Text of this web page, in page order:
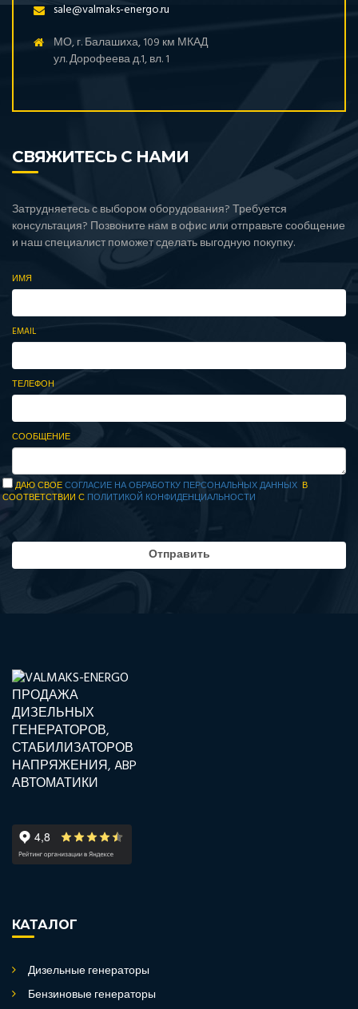
sale@valmaks-energo.ru
МО, г. Балашиха, 109 км МКАД
ул. Дорофеева д.1, вл. 1
СВЯЖИТЕСЬ С НАМИ
Затрудняетесь с выбором оборудования? Требуется
консультация? Позвоните нам в офис или отправьте сообщение
и наш специалист поможет сделать выгодную покупку.
ИМЯ
EMAIL
ТЕЛЕФОН
СООБЩЕНИЕ
ДАЮ СВОЕСОГЛАСИЕ НА ОБРАБОТКУ ПЕРСОНАЛЬНЫХ ДАННЫХ В
СООТВЕТСТВИИ С ПОЛИТИКОЙ КОНФИДЕНЦИАЛЬНОСТИ
КАТАЛОГ
Дизельные генераторы
Бензиновые генераторы